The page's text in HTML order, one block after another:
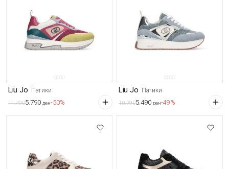
Liu Jo Патики
11.4905.790 ден-50%
Liu Jo Патики
10.7905.490 ден-49%